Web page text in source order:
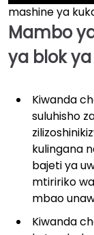
mashine ya
Mambo
ya blok
Kiwanda
suluhisho
kulingana
bajeti ya
mtiririko
mbao
Kiwanda